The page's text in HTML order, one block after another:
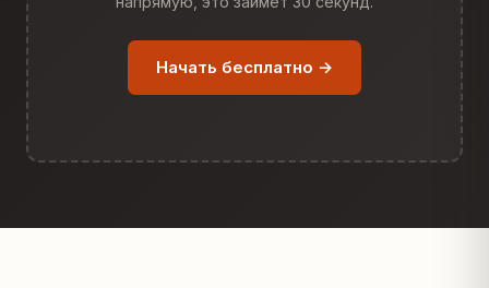
Начать бесплатно →